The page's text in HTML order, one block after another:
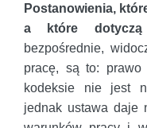
Postanowienia,
a które dotyczą
bezpośrednie,
pracę, są to:
kodeksie nie jest
jednak ustawa daje